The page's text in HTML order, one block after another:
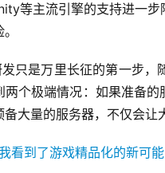
等主流引擎的支持进一
只是万里长征的第一步
个极端情况：如果准备
大量的服务器，不仅会让